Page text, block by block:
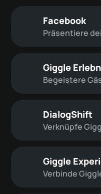
Facebook
Präsentiere
Giggle
Begeistere
DialogShift
Verknüpfe
Giggle
Verbinde